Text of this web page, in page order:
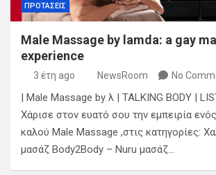
ΠΡΟΤΑΣΕΙΣ
Male Massage by lamda: a gay
experience
3 έτη ago NewsRoom No
| Male Massage by λ | TALKING BODY |
Χάρισε στον ευατό σου την εμπειρία
καλού Male Massage ,στις κατηγορίες:
μασάζ Body2Body – Nuru μασάζ…